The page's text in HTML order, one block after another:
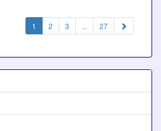
1 (current)
2 3 ... 27